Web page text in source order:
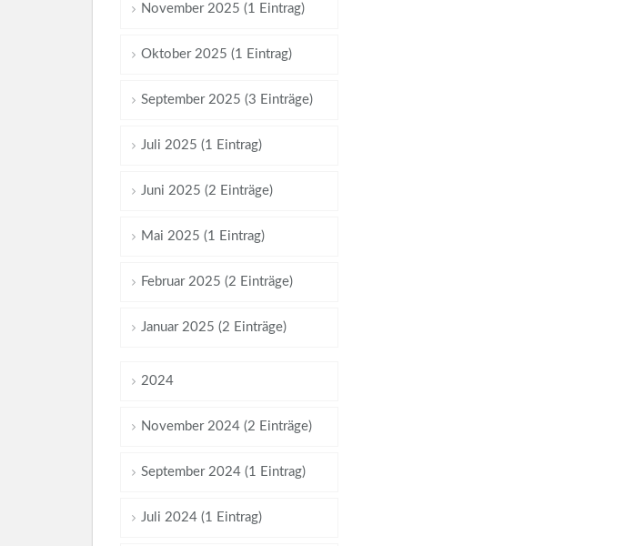
November 2025 (1 Eintrag)
Oktober 2025 (1 Eintrag)
September 2025 (3 Einträge)
Juli 2025 (1 Eintrag)
Juni 2025 (2 Einträge)
Mai 2025 (1 Eintrag)
Februar 2025 (2 Einträge)
Januar 2025 (2 Einträge)
2024
November 2024 (2 Einträge)
September 2024 (1 Eintrag)
Juli 2024 (1 Eintrag)